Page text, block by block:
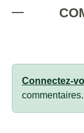
Connectez-
commentaires.